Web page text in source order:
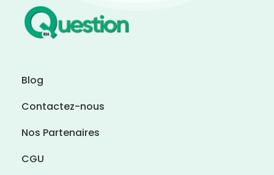
Blog
Contactez-nous
Nos Partenaires
CGU